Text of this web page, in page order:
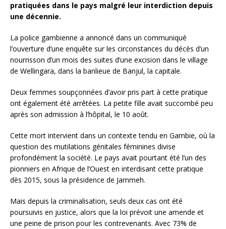
pratiquées dans le pays malgré leur interdiction depuis
une décennie.
La police gambienne a annoncé dans un communiqué
l’ouverture d’une enquête sur les circonstances du décès d’un
nourrisson d’un mois des suites d’une excision dans le village
de Wellingara, dans la banlieue de Banjul, la capitale.
Deux femmes soupçonnées d’avoir pris part à cette pratique
ont également été arrêtées. La petite fille avait succombé peu
après son admission à l’hôpital, le 10 août.
Cette mort intervient dans un contexte tendu en Gambie, où la
question des mutilations génitales féminines divise
profondément la société. Le pays avait pourtant été l’un des
pionniers en Afrique de l’Ouest en interdisant cette pratique
dès 2015, sous la présidence de Jammeh.
Mais depuis la criminalisation, seuls deux cas ont été
poursuivis en justice, alors que la loi prévoit une amende et
une peine de prison pour les contrevenants. Avec 73% de